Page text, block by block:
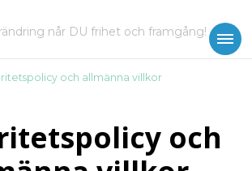
når DU frihet och framgång!
och allmänna villkor
och